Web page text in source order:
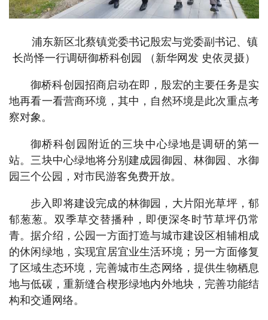
浦东新区北蔡镇党委书记殷宏与党委副书记、镇
长尚怿一行调研御桥科创园 （新华网发 史依灵摄）
御桥科创园招商启动在即，殷宏的主要任务是实
地再看一看营商环境，其中，自然环境是此次重点考
察对象。
御桥科创园附近的三块中心绿地是调研的第一
站。三块中心绿地将分别建成园御园、林御园、水御
园三个公园，对市民游客免费开放。
步入即将建设完成的林御园，大片阳光草坪，郁
郁葱葱。双季草交替播种，即便深冬时节草坪仍常
青。据介绍，公园一方面打造与城市建设区相辅相成
的休闲绿地，实现宜居宜业生活环境；另一方面修复
了区域生态环境，完善城市生态网络，提供生物栖息
地与低碳，重新缝合楔形绿地内外地块，完善功能结
构和交通网络。